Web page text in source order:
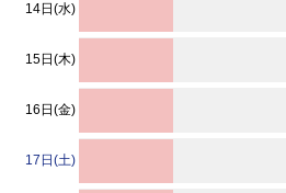
14日(水)
15日(木)
16日(金)
17日(土)